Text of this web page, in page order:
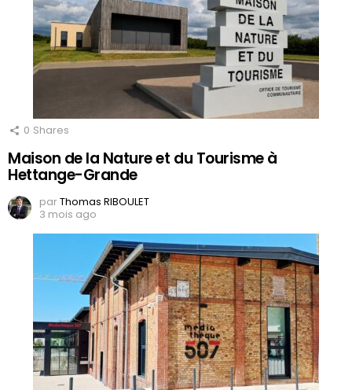
0 Shares
Maison de la Nature et du Tourisme à
Hettange-Grande
parThomas RIBOULET
3 mois ago